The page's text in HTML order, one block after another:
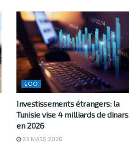
ECO
Investissements étrangers: la
Tunisie vise 4 milliards de dinars
en 2026
23 MARS 2026